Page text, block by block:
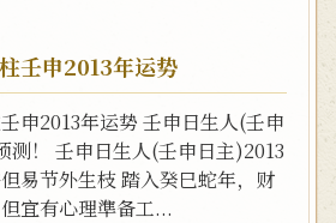
壬申2013年运势
申2013年运势 壬申日生人(壬申
测！ 壬申日生人(壬申日主)2013
易节外生枝 踏入癸巳蛇年，财
宜有心理準备工...